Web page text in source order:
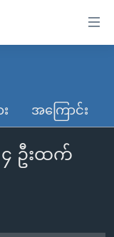
အကြောင်း
ဦးထက်